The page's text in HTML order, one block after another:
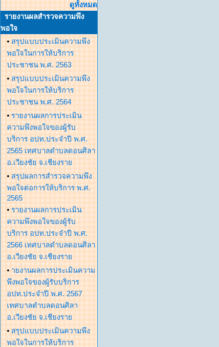
ดูทั้งหมด
รายงานผลสำรวจความพึง
พอใจ
• สรุปแบบประเมินความพึง
พอใจในการให้บริการ
ประชาชน พ.ศ. 2563
• สรุปแบบประเมินความพึง
พอใจในการให้บริการ
ประชาชน พ.ศ. 2564
• รายงานผลการประเมิน
ความพึงพอใจของผู้รับ
บริการ อปท.ประจำปี พ.ศ.
2565 เทศบาลตำบลดอนศิลา
อ.เวียงชัย จ.เชียงราย
• สรุปผลการสำรวจความพึง
พอใจต่อการให้บริการ พ.ศ.
2565
• รายงานผลการประเมิน
ความพึงพอใจของผู้รับ
บริการ อปท.ประจำปี พ.ศ.
2566 เทศบาลตำบลดอนศิลา
อ.เวียงชัย จ.เชียงราย
• ายงานผลการประเมินความ
พึงพอใจของผู้รับบริการ
อปท.ประจำปี พ.ศ. 2567
เทศบาลตำบลดอนศิลา
อ.เวียงชัย จ.เชียงราย
• สรุปแบบประเมินความพึง
พอใจในการให้บริการ